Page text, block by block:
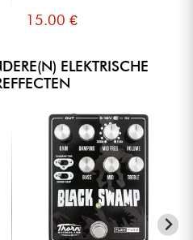
15.00 €
ELEKTRISCHE